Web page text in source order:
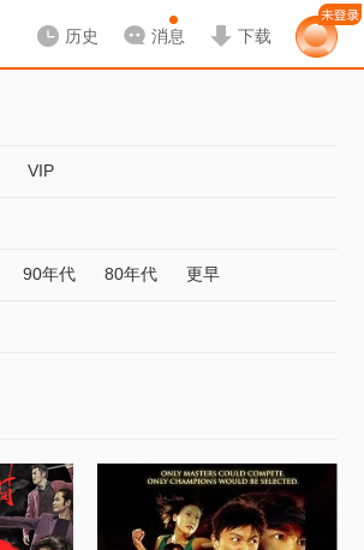
历史 消息 下载
VIP
90年代 80年代 更早